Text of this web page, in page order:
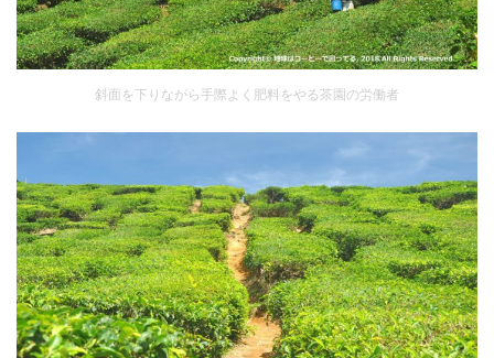
斜面を下りながら手際よく肥料をやる茶園の労働者